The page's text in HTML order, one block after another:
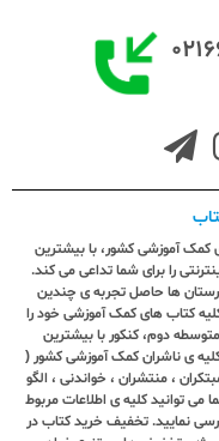
کمک آموزشی کشور، با بیشترین
را برای شما تداعی می کند.
شهرستان ها حاصل تجربه ی چندین
کتاب های کمک آموزشی خود را
دوم، کنکور با بیشترین
ی ناشران کمک آموزشی کشور (
، منتشران ، خواندنی ، الگو
توانید کلیه ی اطلاعات مربوط
نمایید. تخفیف خرید کتاب در